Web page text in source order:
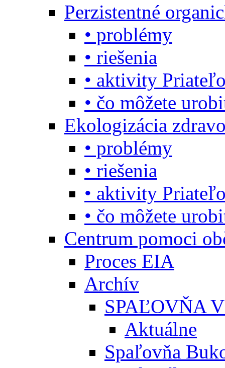
Perzistentné
• problémy
• riešenia
• aktivity
• čo môžete
Ekologizácia
• problémy
• riešenia
• aktivity
• čo môžete
Centrum pomoci
Proces EIA
Archív
SPAĽOVŇA
Aktuálne
Spaľovňa